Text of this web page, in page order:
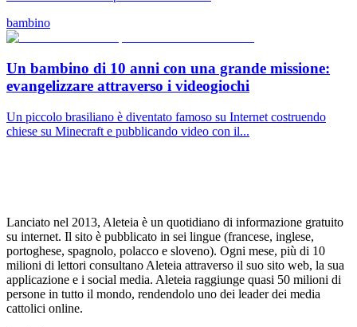
bambino
Un bambino di 10 anni con una grande missione:
evangelizzare attraverso i videogiochi
Un piccolo brasiliano è diventato famoso su Internet costruendo
chiese su Minecraft e pubblicando video con il...
Lanciato nel 2013, Aleteia è un quotidiano di informazione gratuito
su internet. Il sito è pubblicato in sei lingue (francese, inglese,
portoghese, spagnolo, polacco e sloveno). Ogni mese, più di 10
milioni di lettori consultano Aleteia attraverso il suo sito web, la sua
applicazione e i social media. Aleteia raggiunge quasi 50 milioni di
persone in tutto il mondo, rendendolo uno dei leader dei media
cattolici online.